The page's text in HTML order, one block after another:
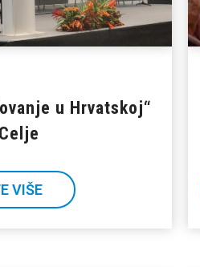
u Hrvatskoj“
VIŠE